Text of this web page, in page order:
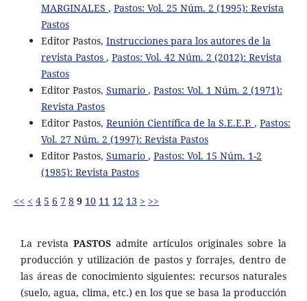
MARGINALES , Pastos: Vol. 25 Núm. 2 (1995): Revista
Pastos
Editor Pastos, Instrucciones para los autores de la
revista Pastos , Pastos: Vol. 42 Núm. 2 (2012): Revista
Pastos
Editor Pastos, Sumario , Pastos: Vol. 1 Núm. 2 (1971):
Revista Pastos
Editor Pastos, Reunión Científica de la S.E.E.P. , Pastos:
Vol. 27 Núm. 2 (1997): Revista Pastos
Editor Pastos, Sumario , Pastos: Vol. 15 Núm. 1-2
(1985): Revista Pastos
<< < 4 5 6 7 8 9 10 11 12 13 > >>
La revista PASTOS admite artículos originales sobre la
producción y utilización de pastos y forrajes, dentro de
las áreas de conocimiento siguientes: recursos naturales
(suelo, agua, clima, etc.) en los que se basa la producción